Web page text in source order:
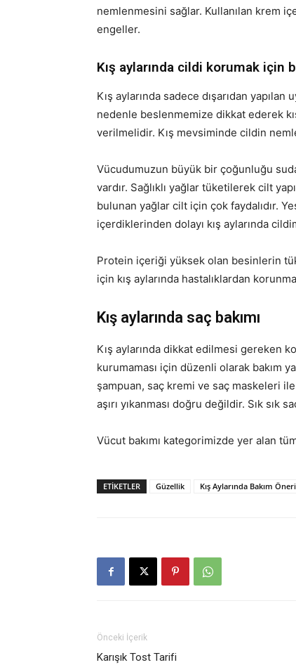
nemlenmesini sağlar. Kullanılan krem
engeller.
Kış aylarında cildi korumak
Kış aylarında sadece dışarıdan
nedenle beslenmemize dikkat ederek
verilmelidir. Kış mevsiminde cildin
Vücudumuzun büyük bir çoğunluğu
vardır. Sağlıklı yağlar tüketilerek cilt
bulunan yağlar cilt için çok faydalıdır.
içerdiklerinden dolayı kış aylarında
Protein içeriği yüksek olan besinlerin
için kış aylarında hastalıklardan
Kış aylarında saç bakımı
Kış aylarında dikkat edilmesi gereken
kurumaması için düzenli olarak bakım
şampuan, saç kremi ve saç maskeleri ile
aşırı yıkanması doğru değildir. Sık sık
Vücut bakımı kategorimizde yer alan
ETIKETLER Güzellik Kış Aylarında Bakım
Önceki İçerik
Karışık Tost Tarifi